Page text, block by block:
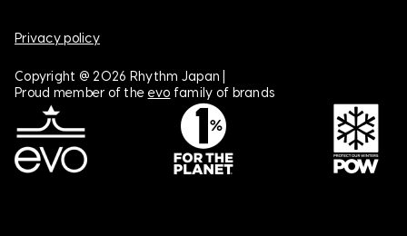
Privacy policy
Copyright @ 2026 Rhythm Japan |
Proud member of the evo family of brands